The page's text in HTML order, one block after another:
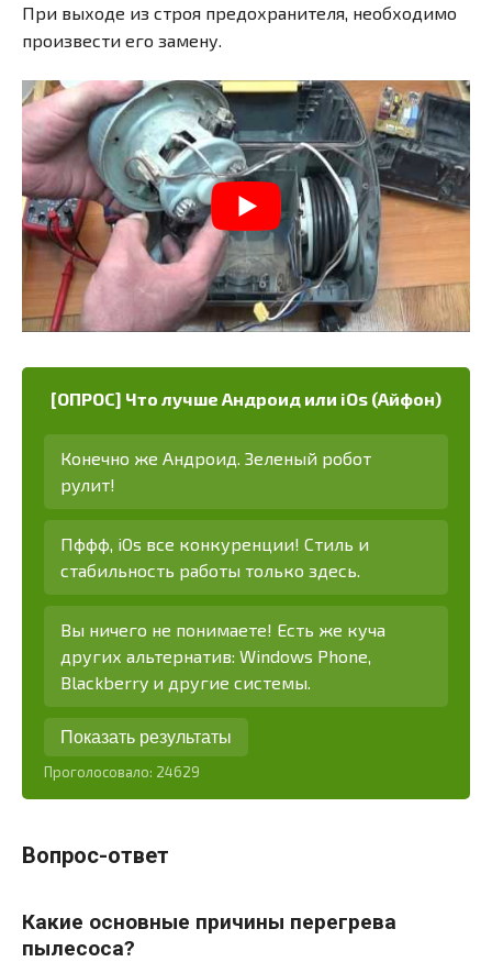
При выходе из строя предохранителя, необходимо
произвести его замену.
[ОПРОС] Что лучше Андроид или iOs (Айфон)
Конечно же Андроид. Зеленый робот
рулит!
Пффф, iOs все конкуренции! Стиль и
стабильность работы только здесь.
Вы ничего не понимаете! Есть же куча
других альтернатив: Windows Phone,
Blackberry и другие системы.
Показать результаты
Проголосовало: 24629
Вопрос-ответ
Какие основные причины перегрева
пылесоса?